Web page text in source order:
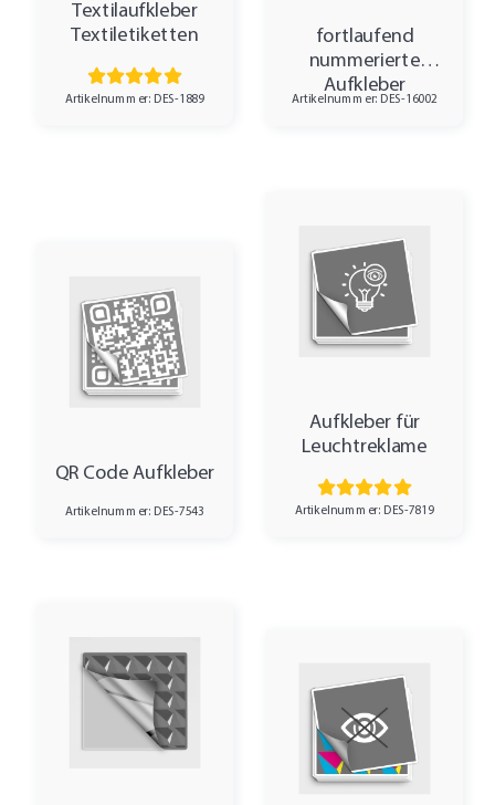
Textilaufkleber
Textiletiketten
Artikelnummer: DES-1889
fortlaufend
nummerierte
Aufkleber
Artikelnummer: DES-16002
QR Code Aufkleber
Artikelnummer: DES-7543
Aufkleber für
Leuchtreklame
Artikelnummer: DES-7819